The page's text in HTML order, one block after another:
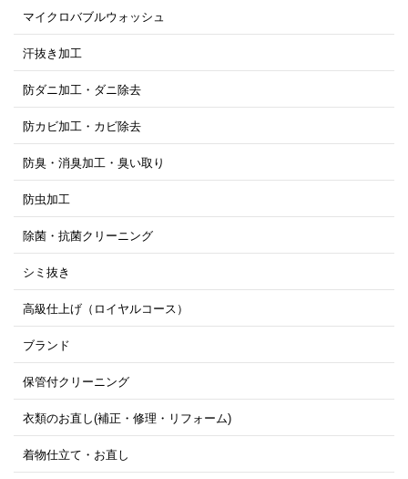
マイクロバブルウォッシュ
汗抜き加工
防ダニ加工・ダニ除去
防カビ加工・カビ除去
防臭・消臭加工・臭い取り
防虫加工
除菌・抗菌クリーニング
シミ抜き
高級仕上げ（ロイヤルコース）
ブランド
保管付クリーニング
衣類のお直し(補正・修理・リフォーム)
着物仕立て・お直し